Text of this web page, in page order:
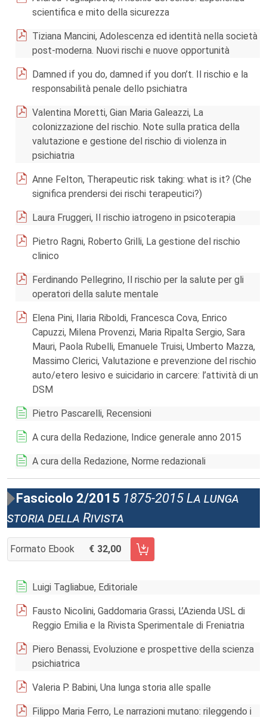
scientifica e mito della sicurezza
Tiziana Mancini, Adolescenza ed identità nella società
post-moderna. Nuovi rischi e nuove opportunità
Damned if you do, damned if you don’t. Il rischio e la
responsabilità penale dello psichiatra
Valentina Moretti, Gian Maria Galeazzi, La
colonizzazione del rischio. Note sulla pratica della
valutazione e gestione del rischio di violenza in
psichiatria
Anne Felton, Therapeutic risk taking: what is it? (Che
significa prendersi dei rischi terapeutici?)
Laura Fruggeri, Il rischio iatrogeno in psicoterapia
Pietro Ragni, Roberto Grilli, La gestione del rischio
clinico
Ferdinando Pellegrino, Il rischio per la salute per gli
operatori della salute mentale
Elena Pini, Ilaria Riboldi, Francesca Cova, Enrico
Capuzzi, Milena Provenzi, Maria Ripalta Sergio, Sara
Mauri, Paola Rubelli, Emanuele Truisi, Umberto Mazza,
Massimo Clerici, Valutazione e prevenzione del rischio
auto/etero lesivo e suicidario in carcere: l’attività di un
DSM
Pietro Pascarelli, Recensioni
A cura della Redazione, Indice generale anno 2015
A cura della Redazione, Norme redazionali
Fascicolo 2/2015 1875-2015 La lunga
storia della Rivista
Formato Ebook 32,00
AGGIUNGI AL CARRELLO FASCICOLO 2/2015
Luigi Tagliabue, Editoriale
Fausto Nicolini, Gaddomaria Grassi, L’Azienda USL di
Reggio Emilia e la Rivista Sperimentale di Freniatria
Piero Benassi, Evoluzione e prospettive della scienza
psichiatrica
Valeria P. Babini, Una lunga storia alle spalle
Filippo Maria Ferro, Le narrazioni mutano: rileggendo i